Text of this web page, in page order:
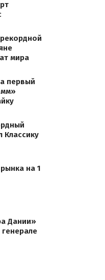
мира
первый
Классику
на 1
Дании»